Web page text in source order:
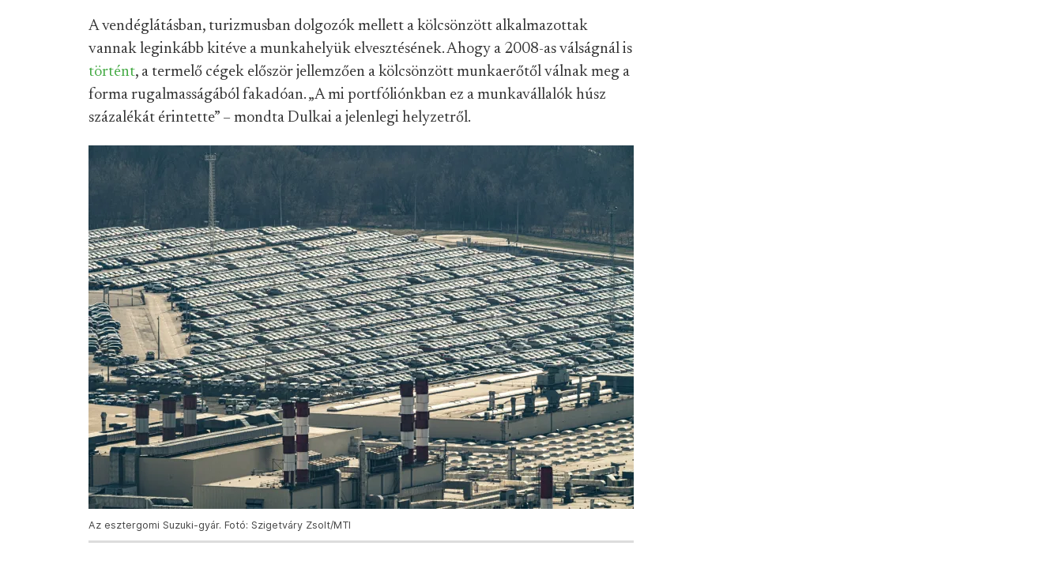
A vendéglátásban, turizmusban dolgozók mellett a kölcsönzött alkalmazottak
vannak leginkább kitéve a munkahelyük elvesztésének. Ahogy a 2008-as válságnál is
történt, a termelő cégek először jellemzően a kölcsönzött munkaerőtől válnak meg a
forma rugalmasságából fakadóan. „A mi portfóliónkban ez a munkavállalók húsz
százalékát érintette” – mondta Dulkai a jelenlegi helyzetről.
Az esztergomi Suzuki-gyár. Fotó: Szigetváry Zsolt/MTI